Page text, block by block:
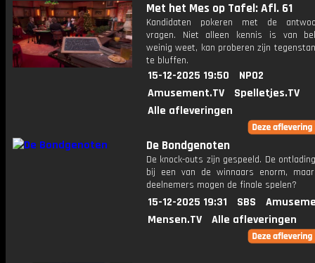
Met het Mes op Tafel: Afl. 61
Kandidaten pokeren met de
vragen. Niet alleen kennis is van
weinig weet, kan proberen zijn
te bluffen.
15-12-2025 19:50
NPO2
Amusement.TV
Spelletjes.TV
Alle afleveringen
De Bondgenoten
De knock-outs zijn gespeeld. De
bij een van de winnaars enorm,
deelnemers mogen de finale spelen?
15-12-2025 19:31 SBS
Mensen.TV
Alle afleveringen